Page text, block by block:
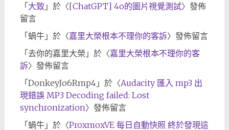
「大致 」於〈[ChatGPT] 4o的圖片視覺測試〉發佈
留言
「蝸牛」於〈嘉里大榮根本不理你的客訴〉發佈留言
「去你的嘉里大榮 」於〈嘉里大榮根本不理你的客
訴〉發佈留言
「DonkeyJo6Rmp4」於〈Audacity 匯入 mp3 出
現錯誤 MP3 Decoding failed: Lost
synchronization〉發佈留言
「蝸牛」於〈ProxmoxVE 每日自動快照 終於發現這